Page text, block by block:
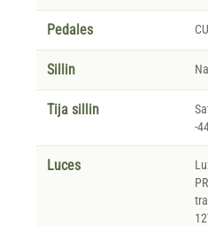
Pedales
Sillin
Tija sillin
-
Luces